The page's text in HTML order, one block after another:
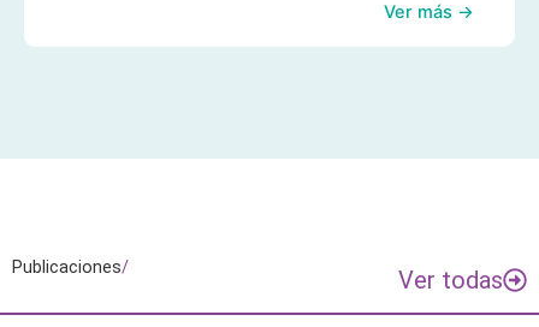
Ver más →
Publicaciones/ Ver todas